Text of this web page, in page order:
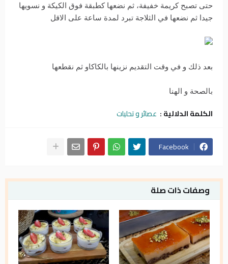
حتى تصبح كريمة خفيفة، ثم نضعها كطبقة فوق الكيكة و نسويها
جيدا ثم نضعها في الثلاجة تبرد لمدة ساعة على الاقل
بعد ذلك و في وقت التقديم نزينها بالكاكاو ثم نقطعها
بالصحة و الهنا
الكلمة الدلالية : عصائر و تحليات
Facebook
وصفات ذات صلة